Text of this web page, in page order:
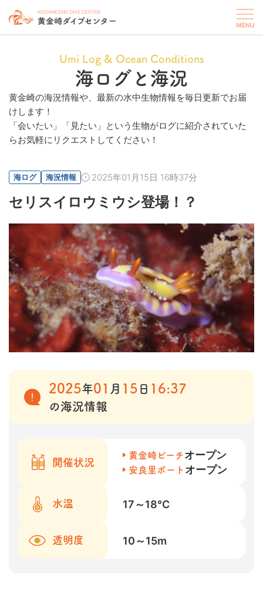
Umi Log & Ocean Conditions
海ログと海況
黄金崎の海況情報や、最新の水中生物情報を毎日更新でお届
けします！
「会いたい」「見たい」という生物がログに紹介されていた
らお気軽にリクエストしてください！
海ログ 海況情報 2025年01月15日 16時37分
セリスイロウミウシ登場！？
2025年01 月 15 日 16:37
の海況情報
開催状況
黄金崎ビーチオープン
安良里ボート オープン
水温 17～18℃
透明度 10～15m